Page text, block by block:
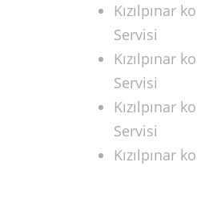
Kızılpınar
Servisi
Kızılpınar
Servisi
Kızılpınar
Servisi
Kızılpınar